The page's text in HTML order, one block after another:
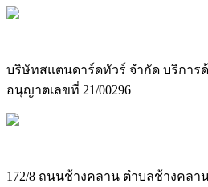
บริษัทสแตนดาร์ดทัวร์ จำกัด บริการ
อนุญาตเลขที่ 21/00296
172/8 ถนนช้างคลาน ตำบลช้างคลา